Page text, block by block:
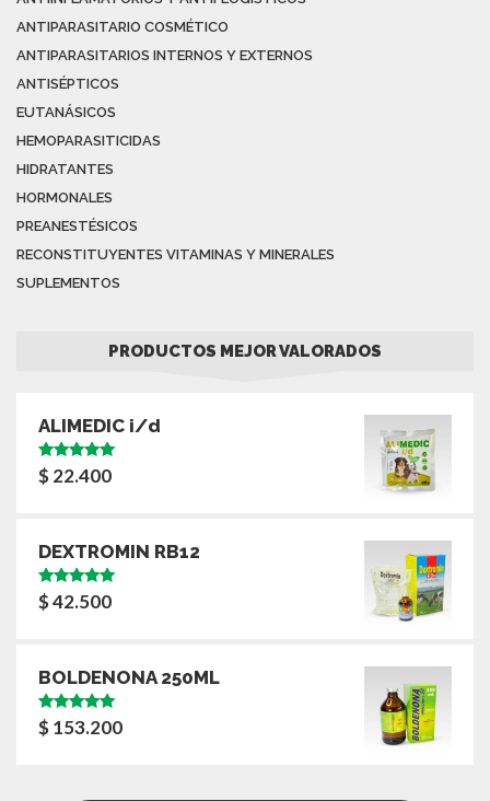
ANTIPARASITARIO COSMÉTICO
ANTIPARASITARIOS INTERNOS Y EXTERNOS
ANTISÉPTICOS
EUTANÁSICOS
HEMOPARASITICIDAS
HIDRATANTES
HORMONALES
PREANESTÉSICOS
RECONSTITUYENTES VITAMINAS Y MINERALES
SUPLEMENTOS
PRODUCTOS MEJOR VALORADOS
ALIMEDIC i/d
Valorado
con5.00de
$22.400
DEXTROMIN RB12
Valorado
con5.00de
$42.500
BOLDENONA 250ML
Valorado
con5.00de
$153.200